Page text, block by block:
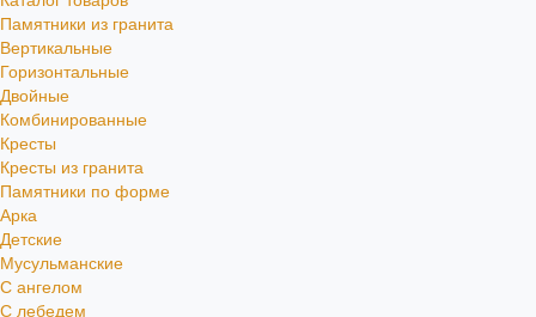
Памятники из гранита
Вертикальные
Горизонтальные
Двойные
Комбинированные
Кресты
Кресты из гранита
Памятники по форме
Арка
Детские
Мусульманские
С ангелом
С лебедем